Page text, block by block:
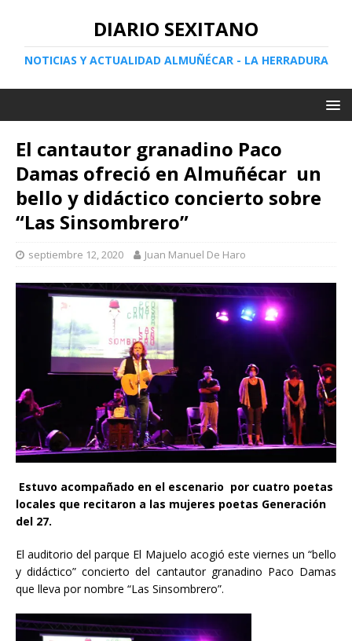
DIARIO SEXITANO
NOTICIAS Y ACTUALIDAD ALMUÑÉCAR - LA HERRADURA
El cantautor granadino Paco
Damas ofreció en Almuñécar un
bello y didáctico concierto sobre
“Las Sinsombrero”
septiembre 12, 2020 Juan Manuel De Haro
Estuvo acompañado en el escenario por cuatro poetas
locales que recitaron a las mujeres poetas Generación
del 27.
El auditorio del parque El Majuelo acogió este viernes un “bello
y didáctico” concierto del cantautor granadino Paco Damas
que lleva por nombre “Las Sinsombrero”.